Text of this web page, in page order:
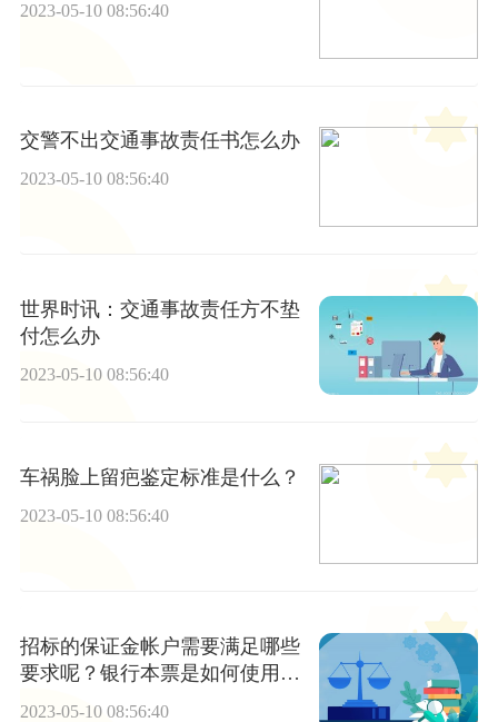
2023-05-10 08:56:40
交警不出交通事故责任书怎么办
2023-05-10 08:56:40
世界时讯：交通事故责任方不垫
付怎么办
2023-05-10 08:56:40
车祸脸上留疤鉴定标准是什么？
2023-05-10 08:56:40
招标的保证金帐户需要满足哪些
要求呢？银行本票是如何使用
2023-05-10 08:56:40